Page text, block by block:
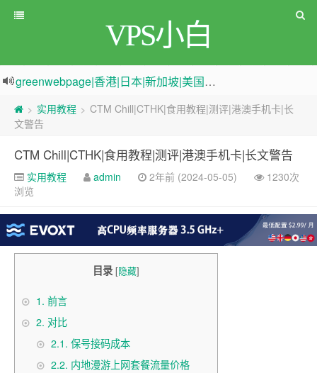
VPS小白
greenwebpage|香港|日本|新加坡|美国等多地vps测评|移动直连|1Gbps带宽|年付€29
原来频道被人恶意举报新电报频道|加入电报群
> 实用教程 > CTM Chill|CTHK|食用教程|测评|港澳手机卡|长
文警告
CTM Chill|CTHK|食用教程|测评|港澳手机卡|长文警告
实用教程 admin 2年前 (2024-05-05)
1230次
浏览
目录 [隐藏]
1. 前言
2. 对比
2.1. 保号接码成本
2.2. 内地漫游上网套餐流量价格